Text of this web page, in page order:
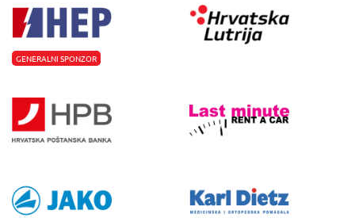
GENERALNI SPONZOR